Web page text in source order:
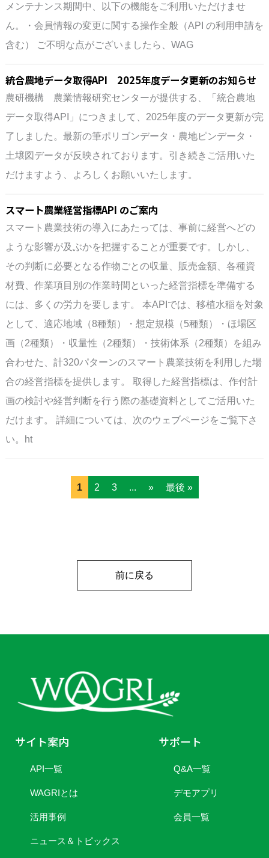
メンテナンス期間中、以下の機能をご利用いただけませ
ん。・会員情報の変更に関する操作全般（API の利用申請を
含む） ご不明な点がございましたら、WAG
統合農地データ取得API 2025年度データ更新のお知らせ
農研機構 農業情報研究センターが提供する、「統合農地
データ取得API」につきまして、2025年度のデータ更新が完
了しました。最新の筆ポリゴンデータ・農地ピンデータ・
土壌図データが反映されております。引き続きご活用いた
だけますよう、よろしくお願いいたします。
スマート農業経営指標API のご案内
スマート農業技術の導入にあたっては、事前に経営へどの
ような影響が及ぶかを把握することが重要です。しかし、
その判断に必要となる作物ごとの収量、販売金額、各種資
材費、作業項目別の作業時間といった経営指標を準備する
には、多くの労力を要します。 本APIでは、移植水稲を対象
として、適応地域（8種類）・想定規模（5種類）・ほ場区
画（2種類）・収量性（2種類）・技術体系（2種類）を組み
合わせた、計320パターンのスマート農業技術を利用した場
合の経営指標を提供します。 取得した経営指標は、作付計
画の検討や経営判断を行う際の基礎資料としてご活用いた
だけます。 詳細については、次のウェブページをご覧下さ
い。ht
1 2 3 ... » 最後 »
前に戻る
サイト案内
API一覧
WAGRIとは
活用事例
ニュース＆トピックス
サポート
Q&A一覧
デモアプリ
会員一覧